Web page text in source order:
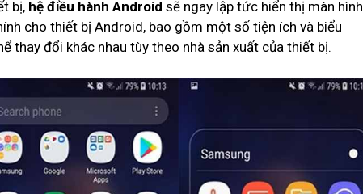
bị, hệ điều hành Android sẽ ngay lập tức hiển thị màn hình
cho thiết bị Android, bao gồm một số tiện ích và biểu
thay đổi khác nhau tùy theo nhà sản xuất của thiết bị.